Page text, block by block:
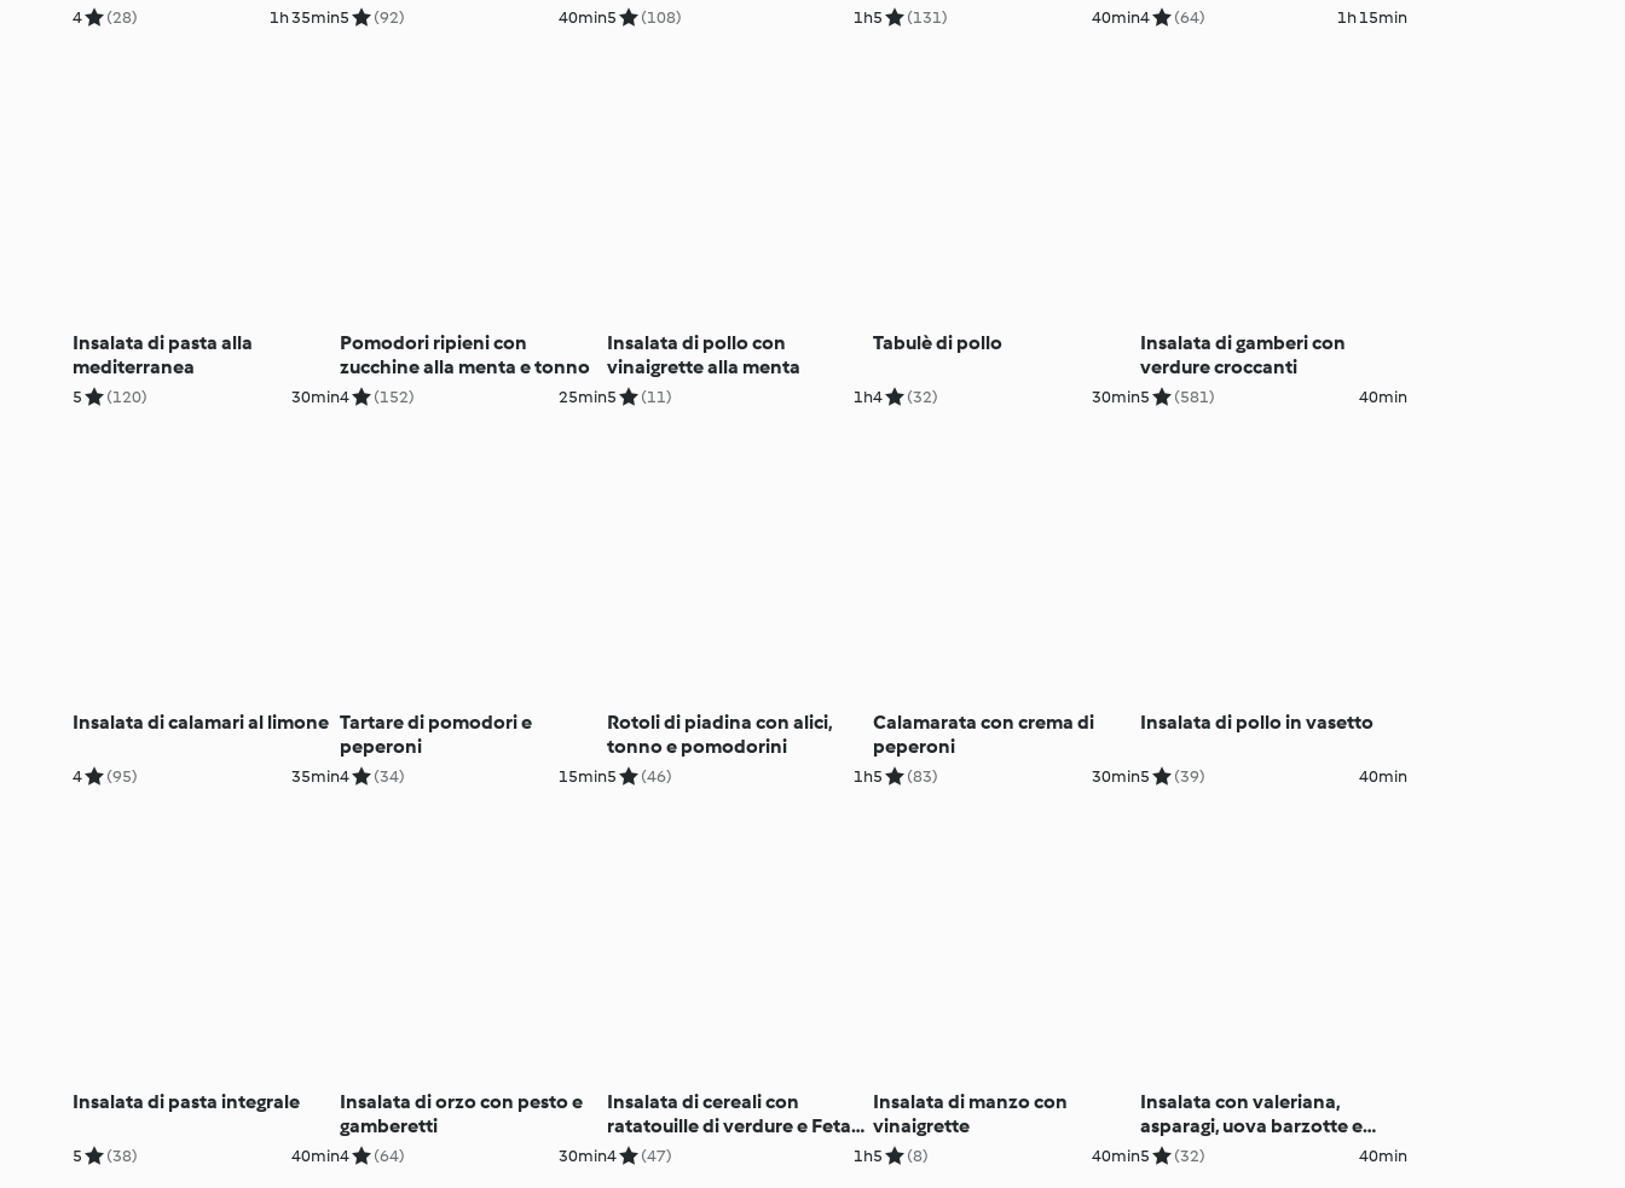
4 (28) 1h 35min5 (92) 40min5 (108) 1h5 (131) 40min4 (64) 1h 15min
Insalata di pasta alla
mediterranea
5 (120) 30min
Pomodori ripieni con
zucchine alla menta e tonno
4 (152) 25min
Insalata di pollo con
vinaigrette alla menta
5 (11) 1h
Tabulè di pollo
4 (32) 30min
Insalata di gamberi con
verdure croccanti
5 (581) 40min
Insalata di calamari al limone
4 (95) 35min
Tartare di pomodori e
peperoni
4 (34) 15min
Rotoli di piadina con alici,
tonno e pomodorini
5 (46) 1h
Calamarata con crema di
peperoni
5 (83) 30min
Insalata di pollo in vasetto
5 (39) 40min
Insalata di pasta integrale
5 (38) 40min
Insalata di orzo con pesto e
gamberetti
4 (64) 30min
Insalata di cereali con
ratatouille di verdure e Feta
marinata al lime e zenzero
4 (47) 1h
Insalata di manzo con
vinaigrette
5 (8) 40min
Insalata con valeriana,
asparagi, uova barzotte e
mazzancolle
5 (32) 40min